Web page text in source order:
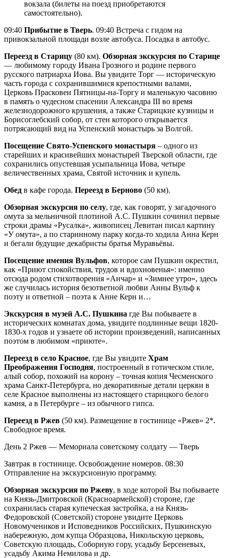
вокзала (билеты на поезд приобретаются
самостоятельно).
09:40 Прибытие в Тверь. 09:40 Встреча с гидом на
привокзальной площади возле автобуса. Посадка в автобус.
Переезд в Старицу (80 км). Обзорная экскурсия по Старице
— любимому городу Ивана Грозного и родине первого
русского патриарха Иова. Вы увидите Торг — историческую
часть города с сохранившимися крепостными валами,
Церковь Прасковеи Пятницы-на-Торгу и маленькую часовню
в память о чудесном спасении Александра III во время
железнодорожного крушения, а также Старицкие кузницы и
Борисоглебский собор, от стен которого открывается
потрясающий вид на Успенский монастырь за Волгой.
Посещение Свято-Успенского монастыря – одного из
старейших и красивейших монастырей Тверской области, где
сохранились опустевшая усыпальница Иова, четыре
величественных храма, Святой источник и купель.
Обед в кафе города. Переезд в Берново (50 км).
Обзорная экскурсия по селу, где, как говорят, у загадочного
омута за мельничной плотиной А.С. Пушкин сочинил первые
строки драмы «Русалка», живописец Левитан писал картину
«У омута», а по старинному парку когда-то ходила Анна Керн
и бегали будущие декабристы братья Муравьёвы.
Посещение имения Вульфов, которое сам Пушкин окрестил,
как «Приют спокойствия, трудов и вдохновенья»: именно
отсюда родом стихотворения «Анчар» и «Зимнее утро», здесь
же случилась история безответной любви Анны Вульф к
поэту и ответной – поэта к Анне Керн и…
Экскурсия в музей А.С. Пушкина где Вы побываете в
исторических комнатах дома, увидите подлинные вещи 1820-
1830-х годов и узнаете об истории произведений, написанных
поэтом в любимом «приюте».
Переезд в село Красное, где Вы увидите Храм
Преображения Господня, построенный в готическом стиле,
алый собор, похожий на корону – точная копия Чесменского
храма Санкт-Петербурга, но декоративные детали церкви в
селе Красное выполнены из настоящего старицкого белого
камня, а в Петербурге – из обычного гипса.
Переезд в Ржев (50 км). Размещение в гостинице «Ржев» 2*.
Свободное время.
День 2 Ржев — Мемориала советскому солдату — Тверь
Завтрак в гостинице. Освобождение номеров. 08:30
Отправление на экскурсионную программу.
Обзорная экскурсия по Ржеву, в ходе которой Вы побываете
на Князь-Дмитровской (Красноармейской) стороне, где
сохранилась старая купеческая застройка, а на Князь-
Федоровской (Советской) стороне увидите Церковь
Новомучеников и Исповедников Российских, Пушкинскую
набережную, дом купца Образцова, Никольскую церковь,
Советскую площадь, Соборную гору, усадьбу Берсеневых,
усадьбу Акима Немилова и др.